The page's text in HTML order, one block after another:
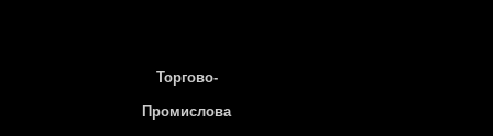
Торгово-
Промислова